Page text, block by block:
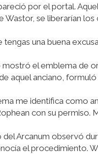
por el portal.
Wastor, se liberarían
tengas una buena
mostró el emblema de
aquel anciano,
me identifica como
con su permiso.
del Arcanum observó
el procedimiento.